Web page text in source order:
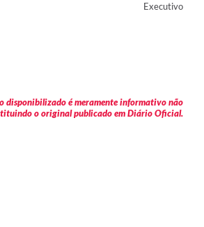
Executivo
disponibilizado é meramente informativo não
o original publicado em Diário Oficial.